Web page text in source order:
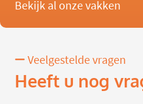
Bekijk al onze vakken
Veelgestelde vragen
Heeft u nog